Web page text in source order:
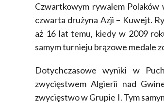
Czwartkowym rywalem Polaków
czwarta drużyna Azji – Kuwejt.
aż 16 lat temu, kiedy w 2009
samym turnieju brązowe medale
Dotychczasowe wyniki w
zwycięstwem Algierii nad
zwycięstwo w Grupie I. Tym